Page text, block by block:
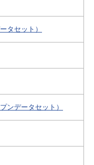
タセット）
ンデータセット）